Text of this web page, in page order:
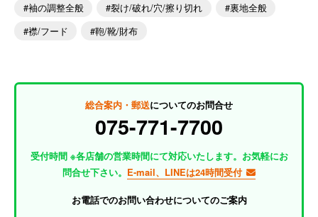
袖の調整全般
裂け/破れ/穴/擦り切れ
裏地全般
襟/フード
鞄/靴/財布
総合案内・郵送についてのお問合せ
075-771-7700
受付時間 ※各店舗の営業時間にて対応いたします。お気軽にお
問合せ下さい。 E-mail、LINEは24時間受付
お電話でのお問い合わせについてのご案内